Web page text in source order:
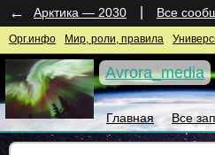
← Арктика — 2030 Все
Орг.инфо Мир, роли, правила
Avrora_media
Главная Все